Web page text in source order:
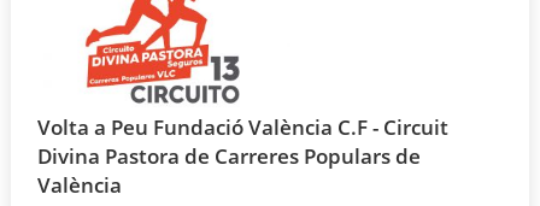
Volta a Peu Fundació València C.F - Circuit
Divina Pastora de Carreres Populars de
València